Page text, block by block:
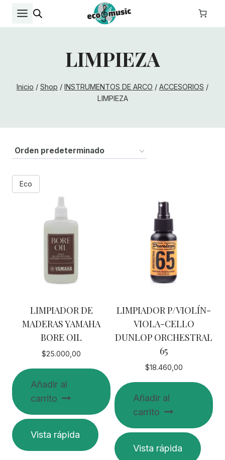
LIMPIEZA
Inicio / Shop / INSTRUMENTOS DE ARCO / ACCESORIOS /
LIMPIEZA
Eco
LIMPIADOR DE
MADERAS YAMAHA
BORE OIL
$25.000,00
Añadir al
carrito
Vista rápida
LIMPIADOR P/VIOLÍN-
VIOLA-CELLO
DUNLOP ORCHESTRAL
65
$18.460,00
Añadir al
carrito
Vista rápida